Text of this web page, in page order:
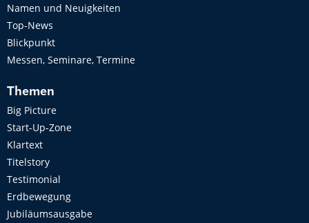
Namen und Neuigkeiten
Top-News
Blickpunkt
Messen, Seminare, Termine
Themen
Big Picture
Start-Up-Zone
Klartext
Titelstory
Testimonial
Erdbewegung
Jubiläumsausgabe